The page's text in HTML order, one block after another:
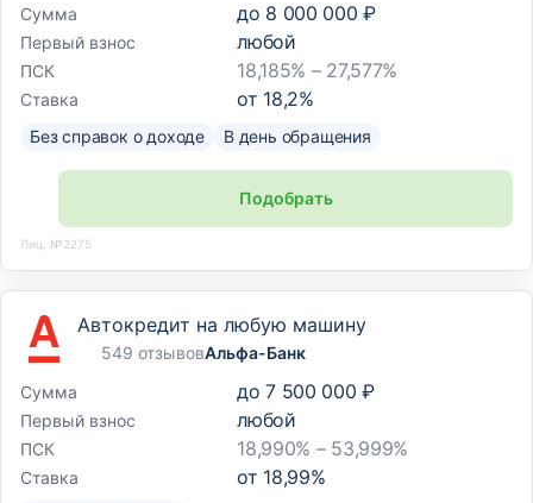
Сумма
до 8 000 000 ₽
Первый взнос любой
ПСК 18,185% – 27,577%
Ставка от 18,2%
Без справок о доходе В день обращения
Подобрать
Лиц. №2275
Автокредит на любую машину
549 отзывовАльфа-Банк
Сумма
до 7 500 000 ₽
Первый взнос любой
ПСК 18,990% – 53,999%
Ставка от 18,99%